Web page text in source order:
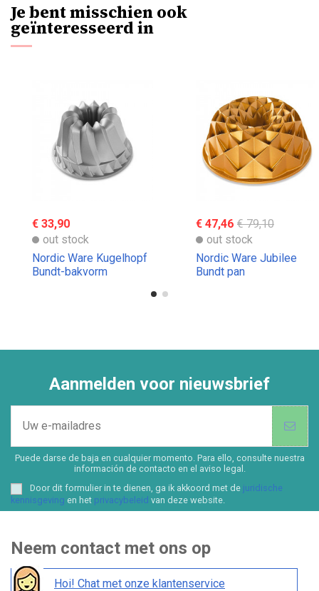
Je bent misschien ook
geïnteresseerd in
€ 33,90
out stock
Nordic Ware Kugelhopf
Bundt-bakvorm
€ 47,46 € 79,10
out stock
Nordic Ware Jubilee
Bundt pan
Aanmelden voor nieuwsbrief
Puede darse de baja en cualquier momento. Para ello, consulte nuestra
información de contacto en el aviso legal.
Door dit formulier in te dienen, ga ik akkoord met de juridische
kennisgeving en het privacybeleid van deze website.
Neem contact met ons op
Hoi! Chat met onze klantenservice